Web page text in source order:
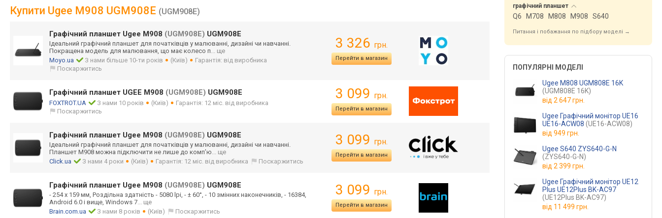
Купити Ugee M908 UGM908E (UGM908E)
Графічний планшет Ugee M908 (UGM908E) UGM908E
Ідеальний графічний планшет для початківців у малюванні, дизайні чи навчанні.
Покращена модель для малювання, що має колесо п... ще
Moyo.ua
З нами більше 10-ти років (Київ)
Гарантія: від виробника
Поскаржитись
3 326 грн.
Перейти в магазин
Графічний планшет UGEE M908 (UGM908E) UGM908E
FOXTROT.UA З нами 10 років (Київ)
Гарантія: 12 міс. від виробника
Поскаржитись
3 099 грн.
Перейти в магазин
Графічний планшет Ugee M908 (UGM908E) UGM908E
Ідеальний графічний планшет для початківців у малюванні, дизайні чи навчанні.
Планшет M908 можна підключити не лише до комп’ю... ще
Click.ua
З нами 4 роки (Київ) Гарантія: 12 міс. від виробника Поскаржитись
3 099 грн.
Перейти в магазин
Графічний планшет Ugee M908 (UGM908E) UGM908E
- 254 x 159 мм, Роздільна здатність - 5080 lpi, - ± 60°, - 10 змінних наконечників, - 16384,
Android 6.0 і вище, Windows 7... ще
Brain.com.ua
З нами 8 років (Київ) Поскаржитись
3 099 грн.
Перейти в магазин
графічний планшет
Q6 M708 M808 M908 S640
Питання і побажання по підбору моделі →
ПОПУЛЯРНІ МОДЕЛІ
Ugee M808 UGM808E 16K
(UGM808E 16K)
від 2 647 грн.
Ugee Графічний монітор UE16
UE16-ACW08 (UE16-ACW08)
від 949 грн.
Ugee S640 ZYS640-G-N
(ZYS640-G-N)
від 2 399 грн.
Ugee Графічний монітор UE12
Plus UE12Plus BK-AC97
(UE12Plus BK-AC97)
від 11 499 грн.